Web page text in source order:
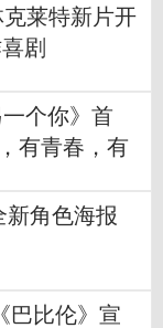
莱特新片开
剧
个你》首
有青春，有
新角色海报
巴比伦》宣